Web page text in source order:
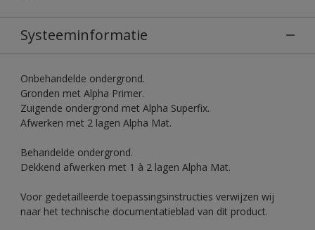
Systeeminformatie
Onbehandelde ondergrond.
Gronden met Alpha Primer.
Zuigende ondergrond met Alpha Superfix.
Afwerken met 2 lagen Alpha Mat.
Behandelde ondergrond.
Dekkend afwerken met 1 à 2 lagen Alpha Mat.
Voor gedetailleerde toepassingsinstructies verwijzen wij
naar het technische documentatieblad van dit product.